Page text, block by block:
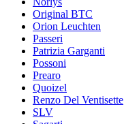
Original BTC
Orion Leuchten
Passeri
Patrizia Garganti
Possoni
Prearo
Quoizel
Renzo Del Ventisette
SLV